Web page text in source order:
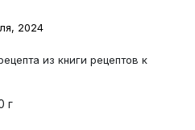
2024
из книги рецептов к
г